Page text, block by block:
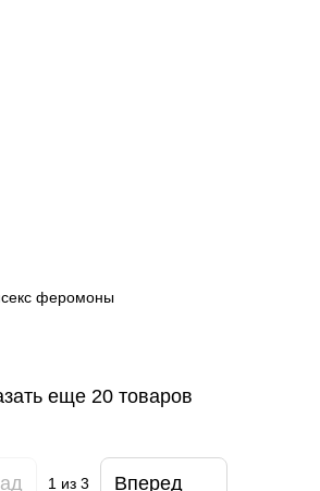
феромоны
еще 20 товаров
1 из 3 Вперед